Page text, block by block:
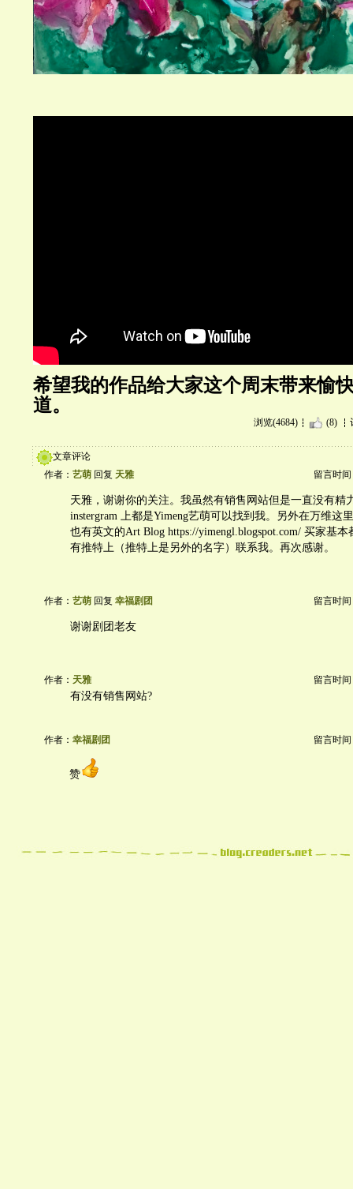
希望我的作品给大家这个周末带来愉
道。
浏览(4684) (8)
文章评论
作者： 艺萌 回复 天雅 留言时间
天雅，谢谢你的关注。我虽然有销售网站但是一直没有精
instergram 上都是Yimeng艺萌可以找到我。另外在万维这
也有英文的Art Blog https://yimengl.blogspot.com/ 买家基
有推特上（推特上是另外的名字）联系我。再次感谢。
作者： 艺萌 回复 幸福剧团 留言时间
谢谢剧团老友
作者： 天雅 留言时间
有没有销售网站?
作者： 幸福剧团 留言时间
赞